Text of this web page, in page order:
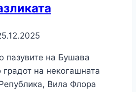
пазувите на Бушава
на некогашната
Вила Флора